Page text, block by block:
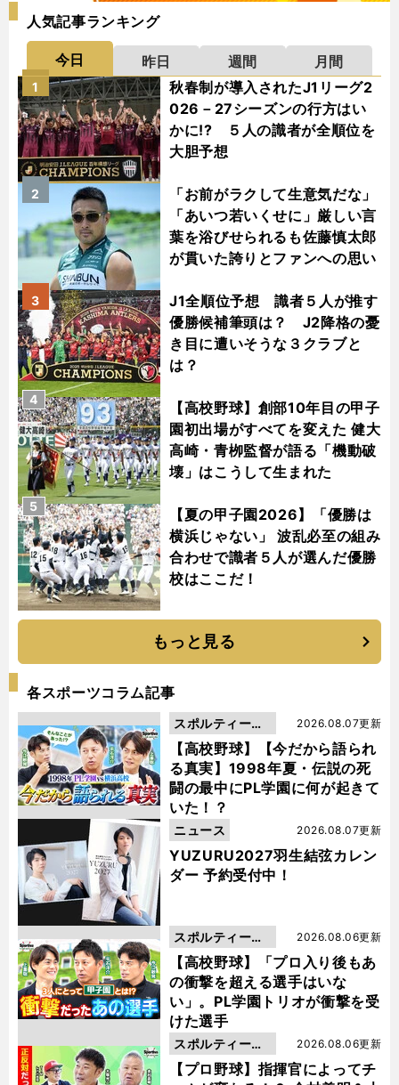
人気記事ランキング
今日 昨日 週間
月間
秋春制が導入されたJ1リーグ2
026－27シーズンの行方はい
かに!? ５人の識者が全順位を
大胆予想
1
「お前がラクして生意気だな」
「あいつ若いくせに」厳しい言
葉を浴びせられるも佐藤慎太郎
が貫いた誇りとファンへの思い
2
J1全順位予想 識者５人が推す
優勝候補筆頭は？ J2降格の憂
き目に遭いそうな３クラブと
は？
3
【高校野球】創部10年目の甲子
園初出場がすべてを変えた 健大
高崎・青栁監督が語る「機動破
壊」はこうして生まれた
4
【夏の甲子園2026】「優勝は
横浜じゃない」 波乱必至の組み
合わせで識者５人が選んだ優勝
校はここだ！
5
もっと見る
各スポーツコラム記事
【高校野球】【今だから語られ
る真実】1998年夏・伝説の死
闘の最中にPL学園に何が起きて
いた！？
2026.08.07更新
スポルティーバ
動画
YUZURU2027羽生結弦カレン
ダー 予約受付中！
2026.08.07更新
ニュース
【高校野球】「プロ入り後もあ
の衝撃を超える選手はいな
い」。PL学園トリオが衝撃を受
けた選手
2026.08.06更新
スポルティーバ
動画
【プロ野球】指揮官によってチ
2026.08.06更新
スポルティーバ
動画